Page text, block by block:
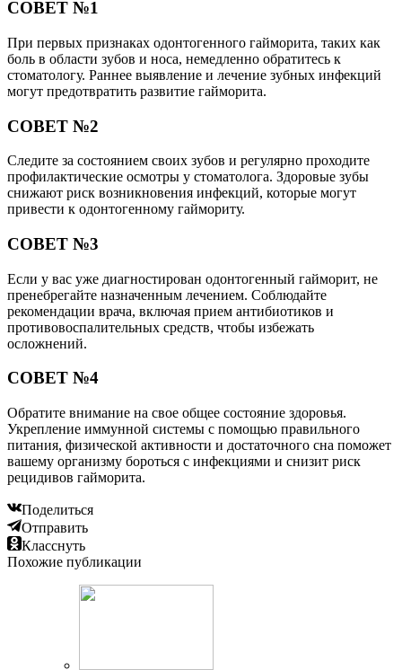
СОВЕТ №1
При первых признаках одонтогенного гайморита, таких как
боль в области зубов и носа, немедленно обратитесь к
стоматологу. Раннее выявление и лечение зубных инфекций
могут предотвратить развитие гайморита.
СОВЕТ №2
Следите за состоянием своих зубов и регулярно проходите
профилактические осмотры у стоматолога. Здоровые зубы
снижают риск возникновения инфекций, которые могут
привести к одонтогенному гаймориту.
СОВЕТ №3
Если у вас уже диагностирован одонтогенный гайморит, не
пренебрегайте назначенным лечением. Соблюдайте
рекомендации врача, включая прием антибиотиков и
противовоспалительных средств, чтобы избежать
осложнений.
СОВЕТ №4
Обратите внимание на свое общее состояние здоровья.
Укрепление иммунной системы с помощью правильного
питания, физической активности и достаточного сна поможет
вашему организму бороться с инфекциями и снизит риск
рецидивов гайморита.
Поделиться
Отправить
Класснуть
Похожие публикации